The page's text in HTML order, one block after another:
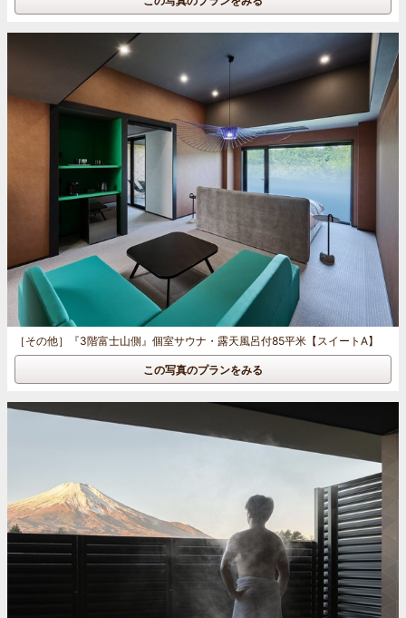
［その他］ 『3階富士山側』個室サウナ・露天風呂付85平米【スイートA】
この写真のプランをみる